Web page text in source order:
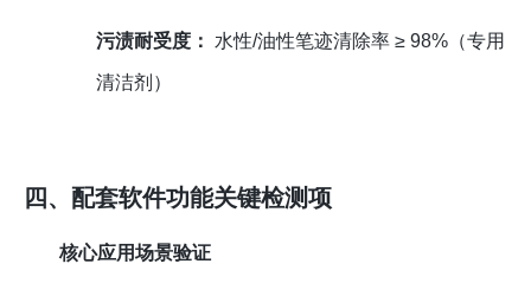
污渍耐受度： 水性/油性笔迹清除率 ≥ 98%（专用
清洁剂）
四、配套软件功能关键检测项
核心应用场景验证